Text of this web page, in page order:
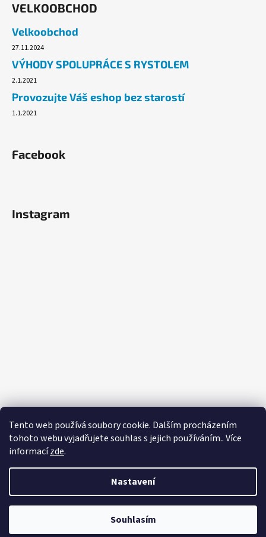
Tento web používá soubory cookie. Dalším procházením
tohoto webu vyjadřujete souhlas s jejich používáním.. Více
informacízde.
Nastavení
Souhlasím
VELKOOBCHOD
Velkoobchod
27.11.2024
VÝHODY SPOLUPRÁCE S RYSTOLEM
2.1.2021
Provozujte Váš eshop bez starostí
1.1.2021
Facebook
Instagram
Sledovat na Instagramu
vyhrazena.
ověření věku Adulto